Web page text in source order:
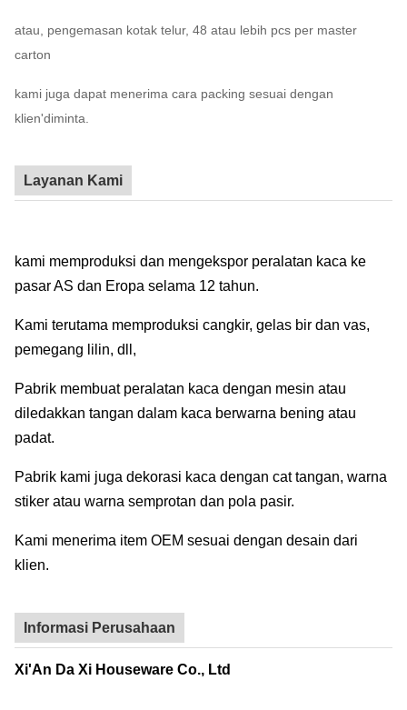
atau, pengemasan kotak telur, 48 atau lebih pcs per master
carton
kami juga dapat menerima cara packing sesuai dengan
klien'diminta.
Layanan Kami
kami memproduksi dan mengekspor peralatan kaca ke
pasar AS dan Eropa selama 12 tahun.
Kami terutama memproduksi cangkir, gelas bir dan vas,
pemegang lilin, dll,
Pabrik membuat peralatan kaca dengan mesin atau
diledakkan tangan dalam kaca berwarna bening atau
padat.
Pabrik kami juga dekorasi kaca dengan cat tangan, warna
stiker atau warna semprotan dan pola pasir.
Kami menerima item OEM sesuai dengan desain dari
klien.
Informasi Perusahaan
Xi'An Da Xi Houseware Co., Ltd